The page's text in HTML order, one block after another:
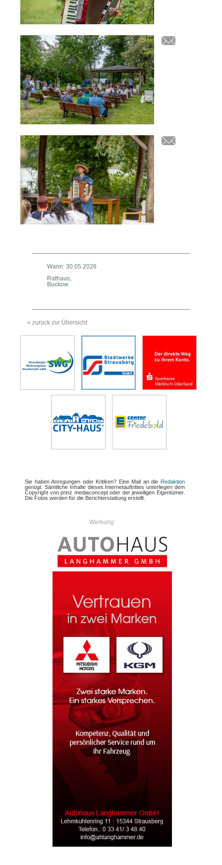
Wann: 30.05.2026
Rathaus,
Buckow
» zurück zur Übersicht
Sie haben Anregungen oder Kritiken? Eine Mail an die Redaktion
genügt. Sämtliche Inhalte dieses Internetauftrittes unterliegen dem
Copyright von prinz mediaconcept oder der jeweiligen Eigentümer.
Die Fotos werden für die Berichterstattung erstellt.
Werbung